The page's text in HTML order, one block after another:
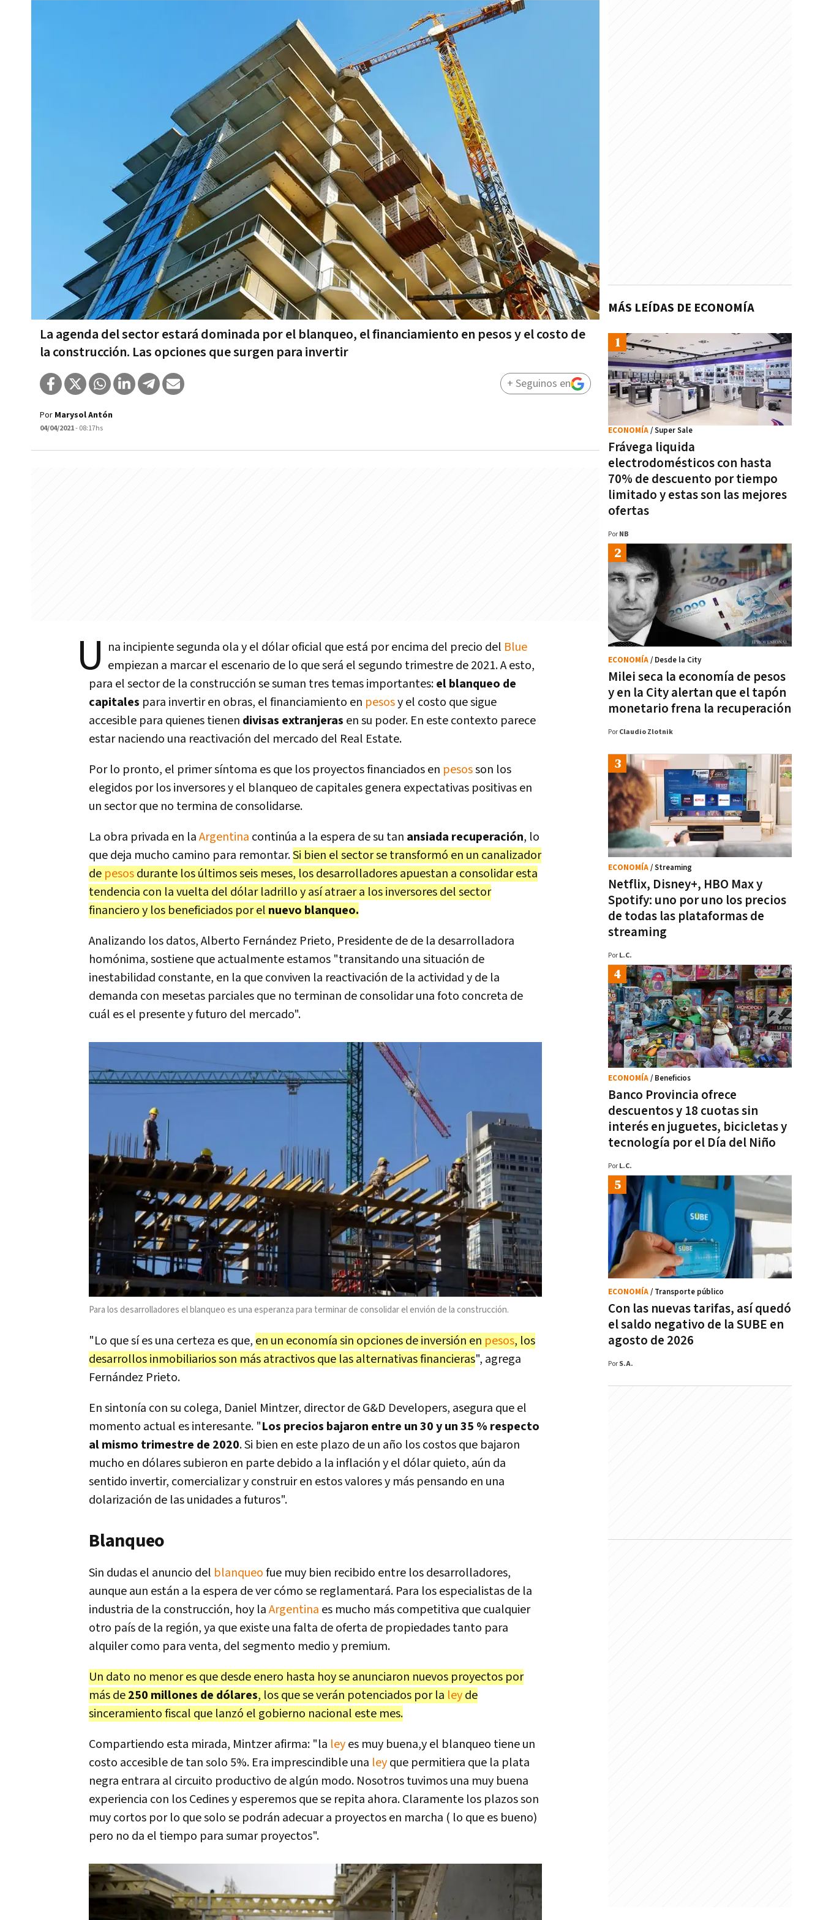
La agenda del sector estará dominada por el blanqueo, el financiamiento en pesos y el costo de
la construcción. Las opciones que surgen para invertir
Por Marysol Antón
04/04/2021- 08:17hs
+ Seguinos en
U na incipiente segunda ola y el dólar oficial que está por encima del precio del Blue
empiezan a marcar el escenario de lo que será el segundo trimestre de 2021. A esto,
para el sector de la construcción se suman tres temas importantes:el blanqueo de
capitales para invertir en obras, el financiamiento en pesosy el costo que sigue
accesible para quienes tienen divisas extranjeras en su poder. En este contexto parece
estar naciendo una reactivación del mercado del Real Estate.
Por lo pronto, el primer síntoma es que los proyectos financiados en pesosson los
elegidos por los inversores y el blanqueo de capitales genera expectativas positivas en
un sector que no termina de consolidarse.
La obra privada en laArgentina continúa a la espera de su tan ansiada recuperación, lo
que deja mucho camino para remontar.Si bien el sector se transformó en un canalizador
de pesosdurante los últimos seis meses, los desarrolladores apuestan a consolidar esta
tendencia con la vuelta del dólar ladrillo y así atraer a los inversores del sector
financiero y los beneficiados por el nuevo blanqueo.
Analizando los datos, Alberto Fernández Prieto, Presidente de de la desarrolladora
homónima, sostiene que actualmente estamos "transitando una situación de
inestabilidad constante, en la que conviven la reactivación de la actividad y de la
demanda con mesetas parciales que no terminan de consolidar una foto concreta de
cuál es el presente y futuro del mercado".
Para los desarrolladores el blanqueo es una esperanza para terminar de consolidar el envión de la construcción.
"Lo que sí es una certeza es que, en un economía sin opciones de inversión en pesos, los
desarrollos inmobiliarios son más atractivos que las alternativas financieras", agrega
Fernández Prieto.
En sintonía con su colega, Daniel Mintzer, director de G&D Developers, asegura que el
momento actual es interesante. "Los precios bajaron entre un 30 y un 35 % respecto
al mismo trimestre de 2020. Si bien en este plazo de un año los costos que bajaron
mucho en dólares subieron en parte debido a la inflación y el dólar quieto, aún da
sentido invertir, comercializar y construir en estos valores y más pensando en una
dolarización de las unidades a futuros".
Blanqueo
Sin dudas el anuncio del blanqueofue muy bien recibido entre los desarrolladores,
aunque aun están a la espera de ver cómo se reglamentará. Para los especialistas de la
industria de la construcción, hoy laArgentina es mucho más competitiva que cualquier
otro país de la región, ya que existe una falta de oferta de propiedades tanto para
alquiler como para venta, del segmento medio y premium.
Un dato no menor es que desde enero hasta hoy se anunciaron nuevos proyectos por
más de250 millones de dólares, los que se verán potenciados por la leyde
sinceramiento fiscal que lanzó el gobierno nacional este mes.
Compartiendo esta mirada, Mintzer afirma: "la leyes muy buena,y el blanqueo tiene un
costo accesible de tan solo 5%. Era imprescindible una leyque permitiera que la plata
negra entrara al circuito productivo de algún modo. Nosotros tuvimos una muy buena
experiencia con los Cedines y esperemos que se repita ahora. Claramente los plazos son
muy cortos por lo que solo se podrán adecuar a proyectos en marcha ( lo que es bueno)
pero no da el tiempo para sumar proyectos".
MÁS LEÍDAS DE ECONOMÍA
Frávega liquida
electrodomésticos con hasta
70% de descuento por tiempo
limitado y estas son las mejores
ofertas
ECONOMÍA/ Super Sale
Por NB
Milei seca la economía de pesos
y en la City alertan que el tapón
monetario frena la recuperación
ECONOMÍA/ Desde la City
Por Claudio Zlotnik
Netflix, Disney+, HBO Max y
Spotify: uno por uno los precios
de todas las plataformas de
streaming
ECONOMÍA/ Streaming
Por L.C.
Banco Provincia ofrece
descuentos y 18 cuotas sin
interés en juguetes, bicicletas y
tecnología por el Día del Niño
ECONOMÍA/ Beneficios
Por L.C.
Con las nuevas tarifas, así quedó
el saldo negativo de la SUBE en
agosto de 2026
ECONOMÍA/ Transporte público
Por S.A.